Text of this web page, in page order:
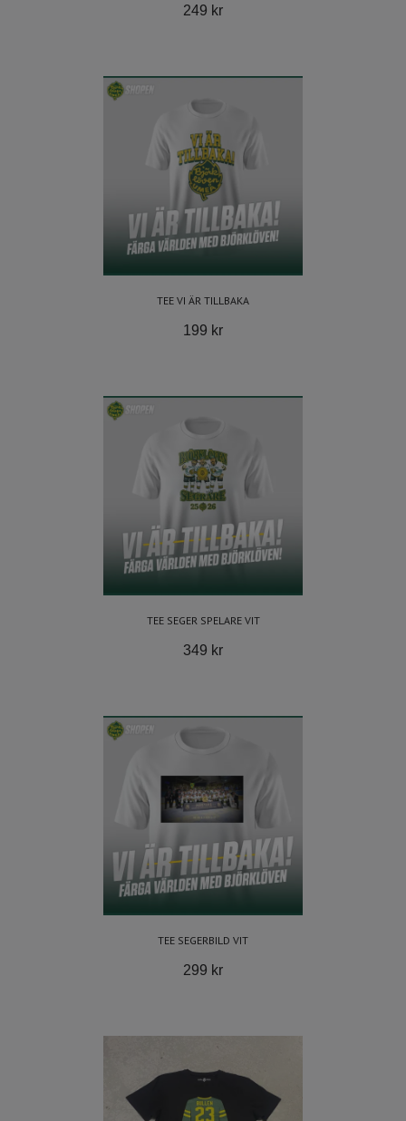
249 kr
TEE VI ÄR TILLBAKA
199 kr
TEE SEGER SPELARE VIT
349 kr
TEE SEGERBILD VIT
299 kr